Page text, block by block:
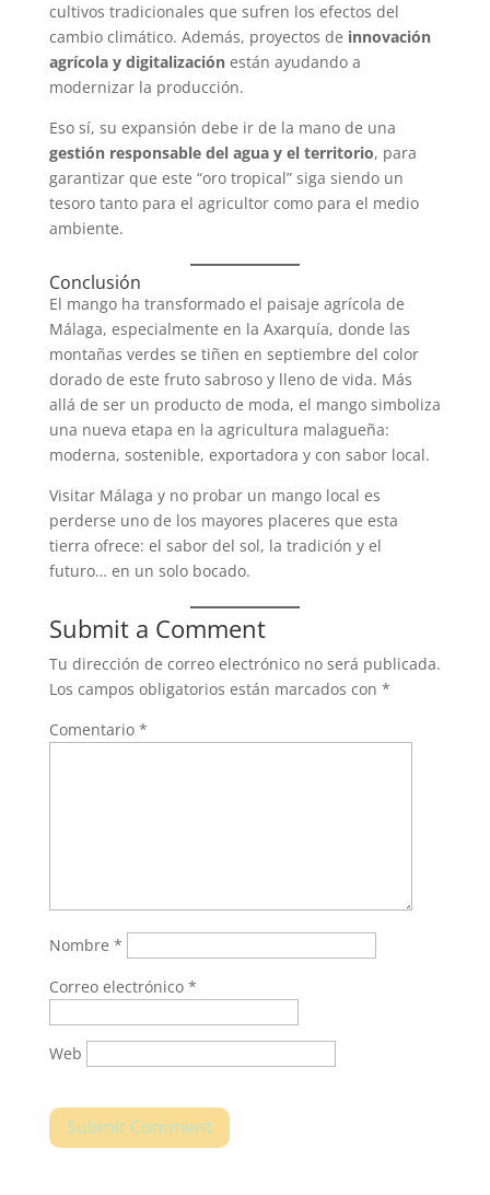
cultivos tradicionales que sufren los efectos del
cambio climático. Además, proyectos de innovación
agrícola y digitalizaciónestán ayudando a
modernizar la producción.
Eso sí, su expansión debe ir de la mano de una
gestión responsable del agua y el territorio, para
garantizar que este “oro tropical” siga siendo un
tesoro tanto para el agricultor como para el medio
ambiente.
Conclusión
El mango ha transformado el paisaje agrícola de
Málaga, especialmente en la Axarquía, donde las
montañas verdes se tiñen en septiembre del color
dorado de este fruto sabroso y lleno de vida. Más
allá de ser un producto de moda, el mango simboliza
una nueva etapa en la agricultura malagueña:
moderna, sostenible, exportadora y con sabor local.
Visitar Málaga y no probar un mango local es
perderse uno de los mayores placeres que esta
tierra ofrece: el sabor del sol, la tradición y el
futuro… en un solo bocado.
Submit a Comment
Tu dirección de correo electrónico no será publicada.
Los campos obligatorios están marcados con *
Comentario *
Nombre *
Correo electrónico *
Web